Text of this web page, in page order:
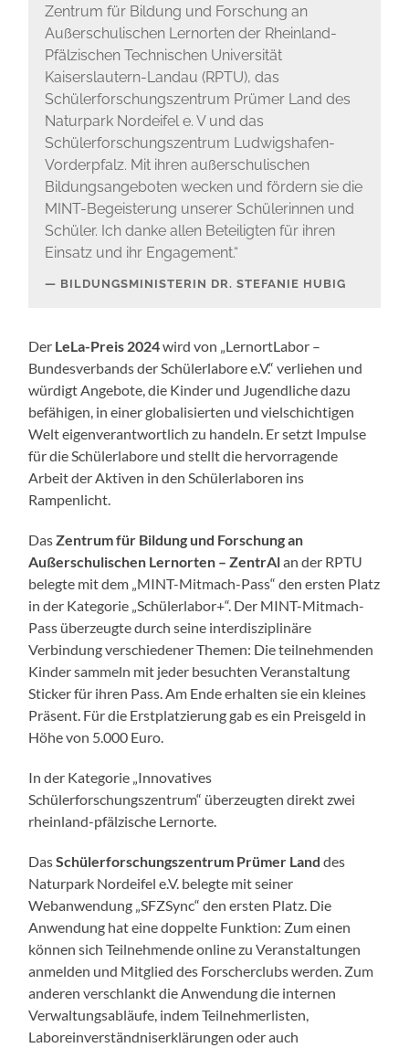
Zentrum für Bildung und Forschung an
Außerschulischen Lernorten der Rheinland-
Pfälzischen Technischen Universität
Kaiserslautern-Landau (RPTU), das
Schülerforschungszentrum Prümer Land des
Naturpark Nordeifel e. V und das
Schülerforschungszentrum Ludwigshafen-
Vorderpfalz. Mit ihren außerschulischen
Bildungsangeboten wecken und fördern sie die
MINT-Begeisterung unserer Schülerinnen und
Schüler. Ich danke allen Beteiligten für ihren
Einsatz und ihr Engagement.“
BILDUNGSMINISTERIN DR. STEFANIE HUBIG
Der LeLa-Preis 2024wird von „LernortLabor –
Bundesverbands der Schülerlabore e.V.“ verliehen und
würdigt Angebote, die Kinder und Jugendliche dazu
befähigen, in einer globalisierten und vielschichtigen
Welt eigenverantwortlich zu handeln. Er setzt Impulse
für die Schülerlabore und stellt die hervorragende
Arbeit der Aktiven in den Schülerlaboren ins
Rampenlicht.
DasZentrum für Bildung und Forschung an
Außerschulischen Lernorten – ZentrAlan der RPTU
belegte mit dem „MINT-Mitmach-Pass“ den ersten Platz
in der Kategorie „Schülerlabor+“. Der MINT-Mitmach-
Pass überzeugte durch seine interdisziplinäre
Verbindung verschiedener Themen: Die teilnehmenden
Kinder sammeln mit jeder besuchten Veranstaltung
Sticker für ihren Pass. Am Ende erhalten sie ein kleines
Präsent. Für die Erstplatzierung gab es ein Preisgeld in
Höhe von 5.000 Euro.
In der Kategorie „Innovatives
Schülerforschungszentrum“ überzeugten direkt zwei
rheinland-pfälzische Lernorte.
DasSchülerforschungszentrum Prümer Land des
Naturpark Nordeifel e.V. belegte mit seiner
Webanwendung „SFZSync“ den ersten Platz. Die
Anwendung hat eine doppelte Funktion: Zum einen
können sich Teilnehmende online zu Veranstaltungen
anmelden und Mitglied des Forscherclubs werden. Zum
anderen verschlankt die Anwendung die internen
Verwaltungsabläufe, indem Teilnehmerlisten,
Laboreinverständniserklärungen oder auch